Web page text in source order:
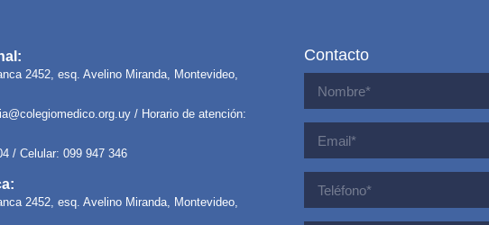
2452, esq. Avelino Miranda, Montevideo,
/ Horario de atención:
/ Celular: 099 947 346
2452, esq. Avelino Miranda, Montevideo,
Contacto